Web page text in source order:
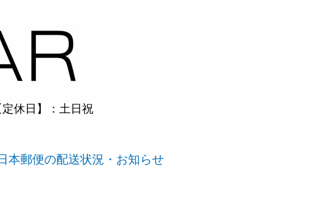
休日】：土日祝
本郵便の配送状況・お知らせ